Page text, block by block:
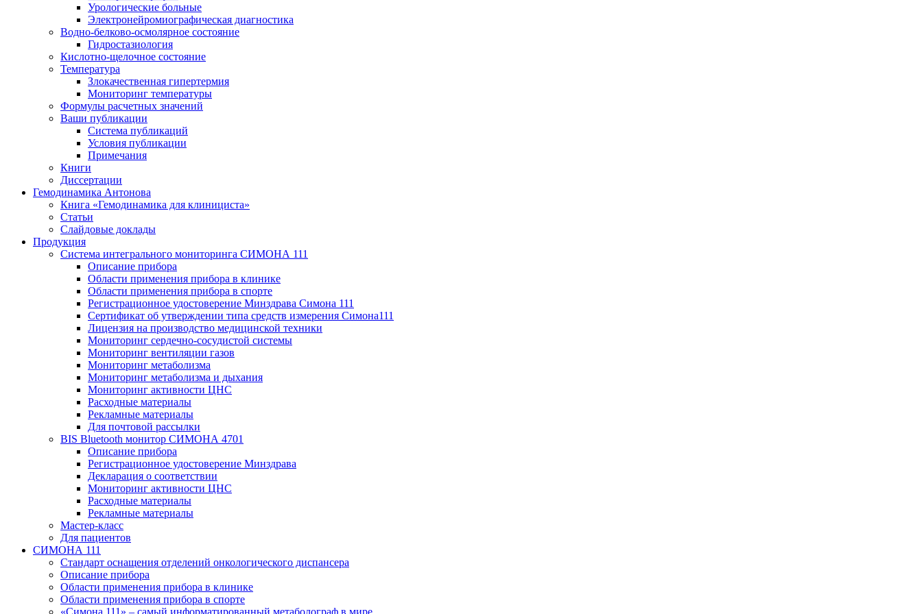
Урологические больные
Электронейромиографическая диагностика
Водно-белково-осмолярное состояние
Гидростазиология
Кислотно-щелочное состояние
Температура
Злокачественная гипертермия
Мониторинг температуры
Формулы расчетных значений
Ваши публикации
Система публикаций
Условия публикации
Примечания
Книги
Диссертации
Гемодинамика Антонова
Книга «Гемодинамика для клинициста»
Статьи
Слайдовые доклады
Продукция
Система интегрального мониторинга СИМОНА 111
Описание прибора
Области применения прибора в клинике
Области применения прибора в спорте
Регистрационное удостоверение Минздрава Симона 111
Сертификат об утверждении типа средств измерения Симона111
Лицензия на производство медицинской техники
Мониторинг сердечно-сосудистой системы
Мониторинг вентиляции газов
Мониторинг метаболизма
Мониторинг метаболизма и дыхания
Мониторинг активности ЦНС
Расходные материалы
Рекламные материалы
Для почтовой рассылки
BIS Bluetooth монитор СИМОНА 4701
Описание прибора
Регистрационное удостоверение Минздрава
Декларация о соответствии
Мониторинг активности ЦНС
Расходные материалы
Рекламные материалы
Мастер-класс
Для пациентов
СИМОНА 111
Стандарт оснащения отделений онкологического диспансера
Описание прибора
Области применения прибора в клинике
Области применения прибора в спорте
«Симона 111» – самый информатированный метаболограф в мире